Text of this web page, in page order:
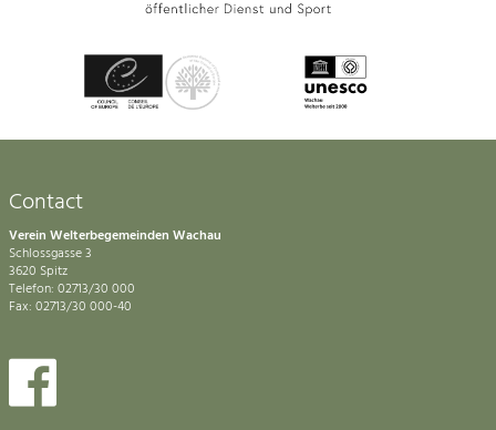
Contact
Verein Welterbegemeinden Wachau
Schlossgasse 3
3620 Spitz
Telefon: 02713/30 000
Fax: 02713/30 000-40